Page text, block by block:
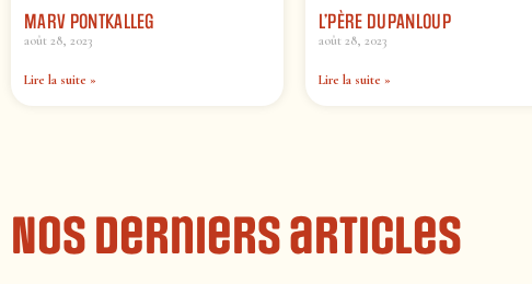
MARV PONTKALLEG
août 28, 2023
Lire la suite »
L’PÈRE DUPANLOUP
août 28, 2023
Lire la suite »
Nos derniers articles